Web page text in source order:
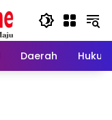
Daerah Hukum